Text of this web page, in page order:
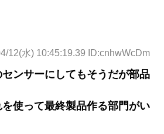
12(水) 10:45:19.39 ID:cnhwWcDm
ンサーにしてもそうだが部品
使って最終製品作る部門がい